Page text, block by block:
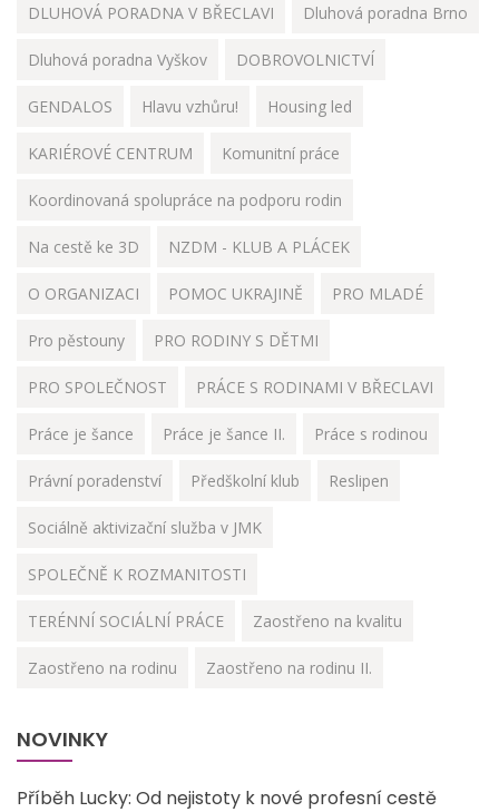
DLUHOVÁ PORADNA V BŘECLAVI Dluhová poradna Brno
Dluhová poradna Vyškov DOBROVOLNICTVÍ
GENDALOS Hlavu vzhůru! Housing led
KARIÉROVÉ CENTRUM Komunitní práce
Koordinovaná spolupráce na podporu rodin
Na cestě ke 3D NZDM - KLUB A PLÁCEK
O ORGANIZACI POMOC UKRAJINĚ PRO MLADÉ
Pro pěstouny PRO RODINY S DĚTMI
PRO SPOLEČNOST PRÁCE S RODINAMI V BŘECLAVI
Práce je šance Práce je šance II. Práce s rodinou
Právní poradenství Předškolní klub Reslipen
Sociálně aktivizační služba v JMK
SPOLEČNĚ K ROZMANITOSTI
TERÉNNÍ SOCIÁLNÍ PRÁCE Zaostřeno na kvalitu
Zaostřeno na rodinu Zaostřeno na rodinu II.
NOVINKY
Příběh Lucky: Od nejistoty k nové profesní cestě